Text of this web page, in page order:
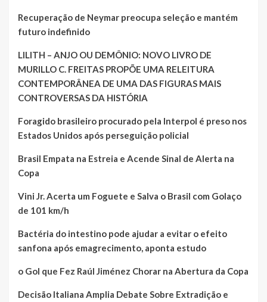
Recuperação de Neymar preocupa seleção e mantém
futuro indefinido
LILITH – ANJO OU DEMÔNIO: NOVO LIVRO DE
MURILLO C. FREITAS PROPÕE UMA RELEITURA
CONTEMPORÂNEA DE UMA DAS FIGURAS MAIS
CONTROVERSAS DA HISTÓRIA
Foragido brasileiro procurado pela Interpol é preso nos
Estados Unidos após perseguição policial
Brasil Empata na Estreia e Acende Sinal de Alerta na
Copa
Vini Jr. Acerta um Foguete e Salva o Brasil com Golaço
de 101 km/h
Bactéria do intestino pode ajudar a evitar o efeito
sanfona após emagrecimento, aponta estudo
o Gol que Fez Raúl Jiménez Chorar na Abertura da Copa
Decisão Italiana Amplia Debate Sobre Extradição e